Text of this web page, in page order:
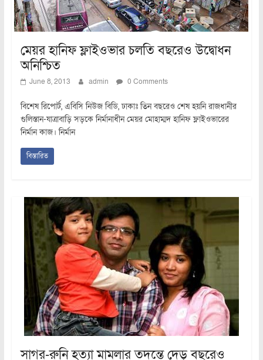
মেয়র হানিফ ফ্লাইওভার চলতি বছরেও উদ্বোধন
অনিশ্চিত
June 8, 2013 admin 0 Comments
বিশেষ রিপোর্ট, এবিসি নিউজ বিডি, ঢাকাঃ তিন বছরেও শেষ হয়নি রাজধানীর
গুলিস্তান-যাত্রাবাড়ি সড়কে নির্মানাধীন মেয়র মোহাম্মদ হানিফ ফ্লাইওভারের
নির্মান কাজ। নির্মান
বিস্তারিত
সাগর-রুনি হত্যা মামলার তদন্তে দেড় বছরেও